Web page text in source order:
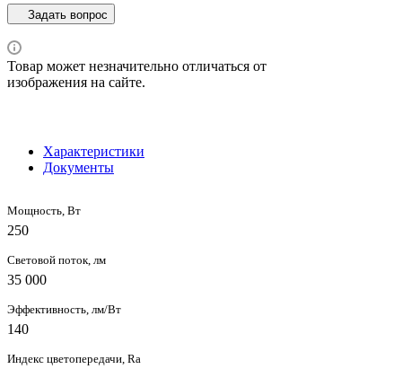
Задать вопрос
Товар может незначительно отличаться от
изображения на сайте.
Характеристики
Документы
Мощность, Вт
250
Световой поток, лм
35 000
Эффективность, лм/Вт
140
Индекс цветопередачи, Ra